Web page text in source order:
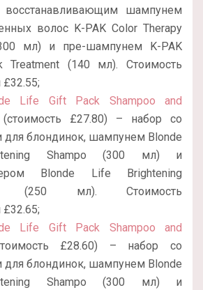
шампунем
волос K-PAK Color Therapy
мл) и пре-шампунем K-PAK
Treatment (140 мл). Стоимость
£32.55;
Life Gift Pack Shampoo and
(стоимость £27.80) – набор со
для блондинок, шампунем Blonde
Shampo (300 мл) и
Blonde Life Brightening
(250 мл). Стоимость
£32.65;
Life Gift Pack Shampoo and
£28.60) – набор со
для блондинок, шампунем Blonde
Shampo (300 мл) и